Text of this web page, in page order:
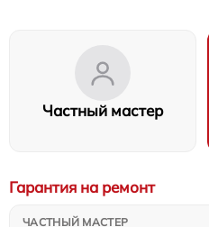
Частный мастер
Гарантия на ремонт